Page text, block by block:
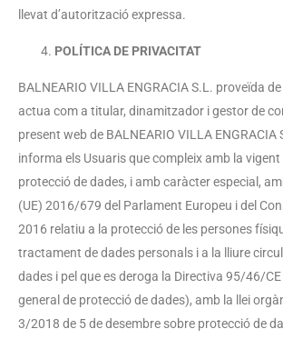
llevat d’autorització expressa.
POLÍTICA DE PRIVACITAT
BALNEARIO VILLA ENGRACIA S.L. proveïda
actua com a titular, dinamitzador i gestor de
present web de BALNEARIO VILLA ENGRACIA
informa els Usuaris que compleix amb la
protecció de dades, i amb caràcter especial,
(UE) 2016/679 del Parlament Europeu i del
2016 relatiu a la protecció de les persones
tractament de dades personals i a la lliure
dades i pel que es deroga la Directiva 95/46/
general de protecció de dades), amb la llei
3/2018 de 5 de desembre sobre protecció de